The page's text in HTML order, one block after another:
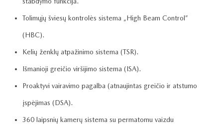
Tolimųjų šviesų kontrolės sistema „High Beam Control”
(HBC).
Kelių ženklų atpažinimo sistema (TSR).
Išmanioji greičio viršijimo sistema (ISA).
Proaktyvi vairavimo pagalba (atnaujintas greičio ir atstumo
įspėjimas (DSA).
360 laipsnių kamerų sistema su permatomu vaizdu